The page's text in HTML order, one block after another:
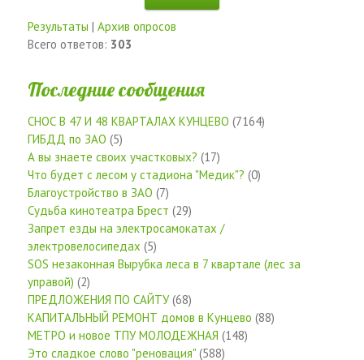
Результаты | Архив опросов
Всего ответов: 303
Последние сообщения
СНОС В 47 И 48 КВАРТАЛАХ КУНЦЕВО (7164)
ГИБДД по ЗАО (5)
А вы знаете своих участковых? (17)
Что будет с лесом у стадиона "Медик"? (0)
Благоустройство в ЗАО (7)
Судьба кинотеатра Брест (29)
Запрет езды на электросамокатах /
электровелосипедах (5)
SOS незаконная Вырубка леса в 7 квартале (лес за
управой) (2)
ПРЕДЛОЖЕНИЯ ПО САЙТУ(68)
КАПИТАЛЬНЫЙ РЕМОНТ домов в Кунцево (88)
МЕТРО и новое ТПУ МОЛОДЕЖНАЯ (148)
Это сладкое слово "реновация" (588)